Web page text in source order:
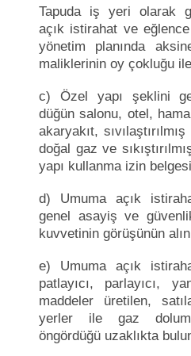
Tapuda iş yeri olarak
açık istirahat ve
yönetim planında
maliklerinin oy çokluğu ile
c) Özel yapı şeklini
düğün salonu, otel,
akaryakıt,
doğal gaz ve
yapı kullanma izin
d) Umuma açık
genel asayiş ve
kuvvetinin görüşünün
e) Umuma açık
patlayıcı, parlayıcı,
maddeler üretilen,
yerler ile gaz dolum
öngördüğü uzaklıkta